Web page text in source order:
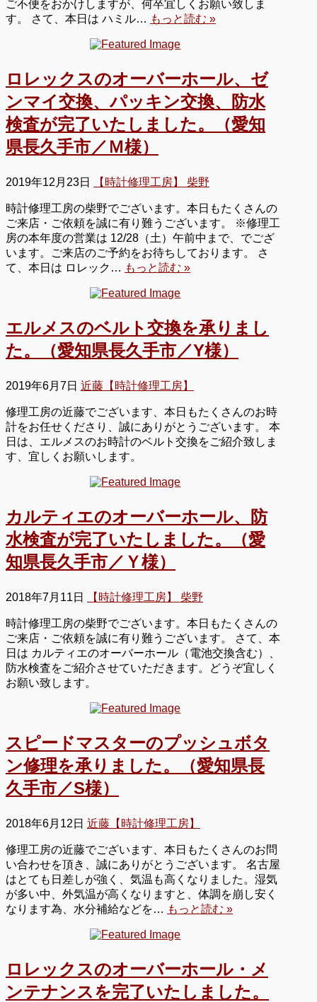
ご不便をおかけしますが、何卒宜しくお願い致しま
す。 さて、本日は ハミル… もっと読む »
ロレックスのオーバーホール、ゼ
ンマイ交換、パッキン交換、防水
検査が完了いたしました。（愛知
県長久手市／Ｍ様）
2019年12月23日 【時計修理工房】 柴野
時計修理工房の柴野でございます。本日もたくさんの
ご来店・ご依頼を誠に有り難うございます。 ※修理工
房の本年度の営業は 12/28（土）午前中まで、でござ
います。ご来店のご予約をお待ちしております。 さ
て、本日は ロレック… もっと読む »
エルメスのベルト交換を承りまし
た。（愛知県長久手市／Y様）
2019年6月7日 近藤【時計修理工房】
修理工房の近藤でございます、本日もたくさんのお時
計をお任せくださり、誠にありがとうございます。 本
日は、エルメスのお時計のベルト交換をご紹介致しま
す、宜しくお願いします。
カルティエのオーバーホール、防
水検査が完了いたしました。（愛
知県長久手市／Ｙ様）
2018年7月11日 【時計修理工房】 柴野
時計修理工房の柴野でございます。本日もたくさんの
ご来店・ご依頼を誠に有り難うございます。 さて、本
日は カルティエのオーバーホール（電池交換含む）、
防水検査をご紹介させていただきます。どうぞ宜しく
お願い致します。
スピードマスターのプッシュボタ
ン修理を承りました。（愛知県長
久手市／S様）
2018年6月12日 近藤【時計修理工房】
修理工房の近藤でございます、本日もたくさんのお問
い合わせを頂き、誠にありがとうございます。 名古屋
はとても日差しが強く、気温も高くなりました。湿気
が多い中、外気温が高くなりますと、体調を崩し安く
なります為、水分補給などを… もっと読む »
ロレックスのオーバーホール・メ
ンテナンスを完了いたしました。